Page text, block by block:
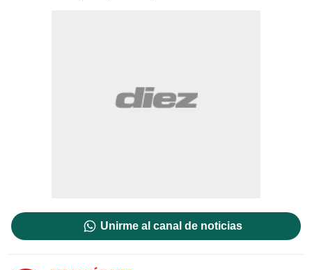
Unirme al canal de noticias